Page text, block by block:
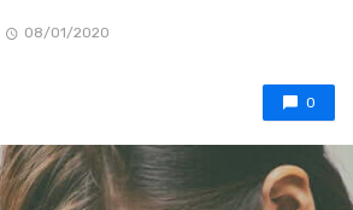
08/01/2020
0